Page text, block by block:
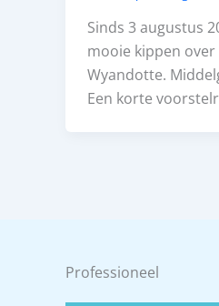
Sinds 3 augustus
mooie kippen
Wyandotte.
Een korte
Professioneel